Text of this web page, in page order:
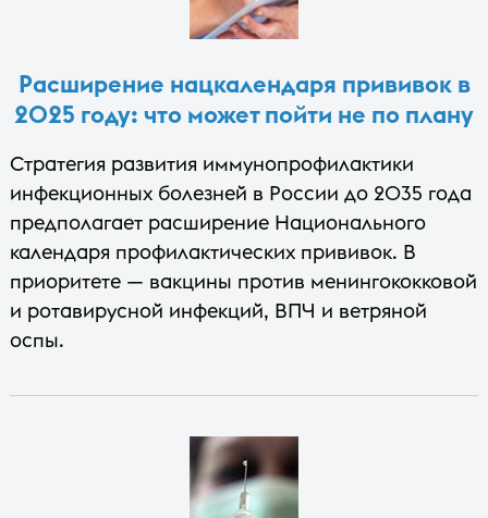
Расширение нацкалендаря прививок в
2025 году: что может пойти не по плану
Стратегия развития иммунопрофилактики
инфекционных болезней в России до 2035 года
предполагает расширение Национального
календаря профилактических прививок. В
приоритете — вакцины против менингококковой
и ротавирусной инфекций, ВПЧ и ветряной
оспы.